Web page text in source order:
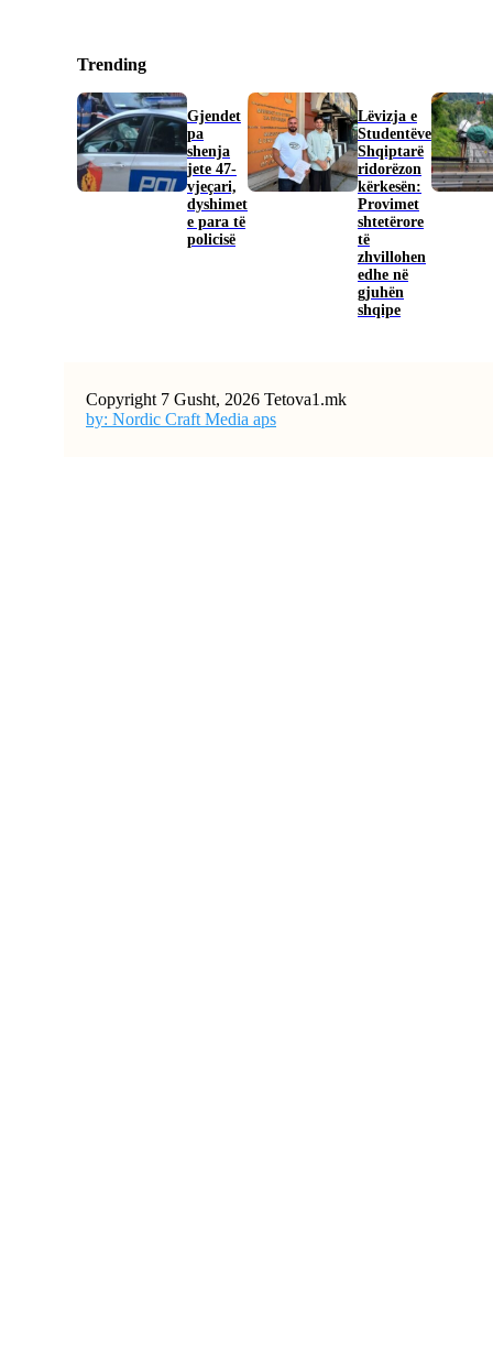
Trending
Gjendet
pa
shenja
jete 47-
vjeçari,
dyshimet
e para të
policisë
Lëvizja e
Studentëve
Shqiptarë
ridorëzon
kërkesën:
Provimet
shtetërore
të
zhvillohen
edhe në
gjuhën
shqipe
Copyright 7 Gusht, 2026 Tetova1.mk
by: Nordic Craft Media aps